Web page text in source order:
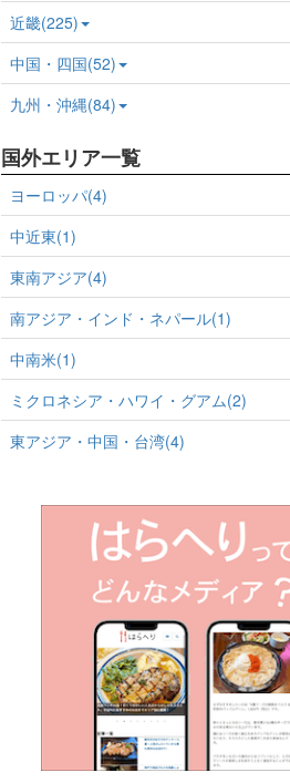
近畿(225)
中国・四国(52)
九州・沖縄(84)
国外エリア一覧
ヨーロッパ(4)
中近東(1)
東南アジア(4)
南アジア・インド・ネパール(1)
中南米(1)
ミクロネシア・ハワイ・グアム(2)
東アジア・中国・台湾(4)